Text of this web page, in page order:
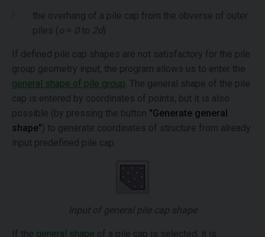
the overhang of a pile cap from the obverse of outer
piles ( o = 0to 2d)
If defined pile cap shapes are not satisfactory for the pile
group geometry input, the program allows us to enter the
general shape of pile group . The general shape of the pile
cap is entered by coordinates of points, but it is also
possible (by pressing the button "Generate general
shape") to generate coordinates of structure from already
input predefined pile cap.
Input of general pile cap shape
If the general shape of a pile cap is selected, it is